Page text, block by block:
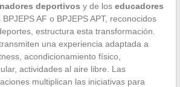
deportivos y de los educadores
AF o BPJEPS APT, reconocidos
estructura esta transformación.
una experiencia adaptada a
acondicionamiento físico,
actividades al aire libre. Las
multiplican las iniciativas para